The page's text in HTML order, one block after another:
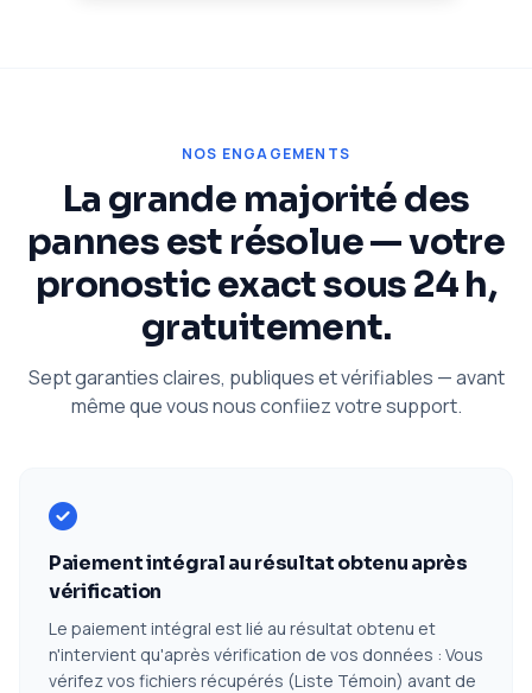
NOS ENGAGEMENTS
La grande majorité des
pannes est résolue — votre
pronostic exact sous 24 h,
gratuitement.
Sept garanties claires, publiques et vérifiables — avant
même que vous nous confiiez votre support.
Paiement intégral au résultat obtenu après
vérification
Le paiement intégral est lié au résultat obtenu et
n'intervient qu'après vérification de vos données : Vous
vérifez vos fichiers récupérés (Liste Témoin) avant de